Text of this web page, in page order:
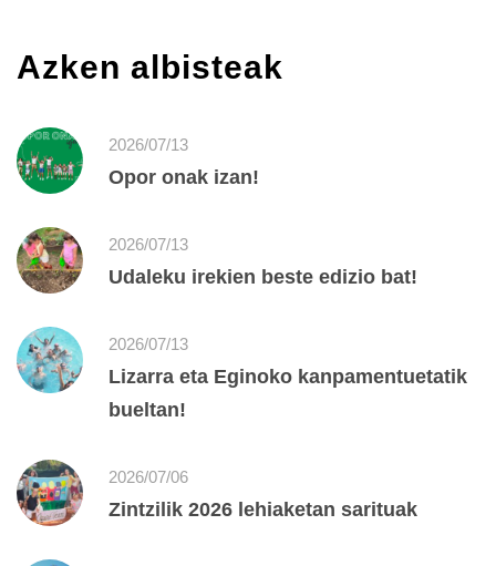
Azken albisteak
2026/07/13
Opor onak izan!
2026/07/13
Udaleku irekien beste edizio bat!
2026/07/13
Lizarra eta Eginoko kanpamentuetatik
bueltan!
2026/07/06
Zintzilik 2026 lehiaketan sarituak